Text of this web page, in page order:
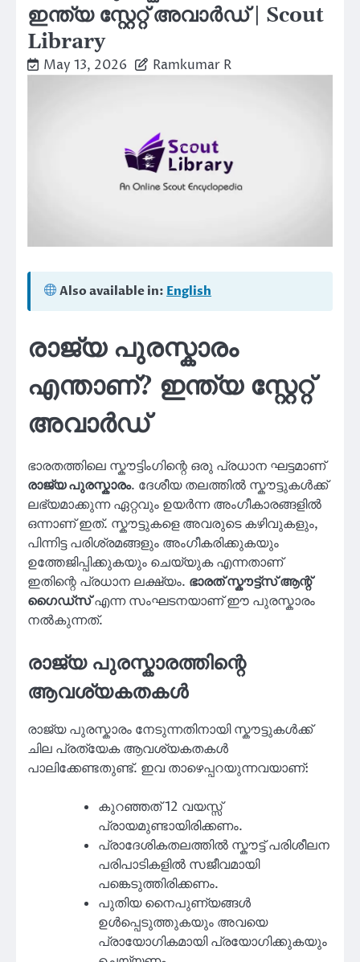
ഇന്ത്യ സ്റ്റേറ്റ് അവാർഡ് | Scout
Library
May 13, 2026 Ramkumar R
Also available in: English
രാജ്യ പുരസ്കാരം
എന്താണ്? ഇന്ത്യ സ്റ്റേറ്റ്
അവാർഡ്
ഭാരതത്തിലെ സ്കൗട്ടിംഗിന്റെ ഒരു പ്രധാന ഘട്ടമാണ്
രാജ്യ പുരസ്കാരം. ദേശീയ തലത്തിൽ സ്കൗട്ടുകൾക്ക്
ലഭ്യമാക്കുന്ന ഏറ്റവും ഉയർന്ന അംഗീകാരങ്ങളിൽ
ഒന്നാണ് ഇത്. സ്കൗട്ടുകളെ അവരുടെ കഴിവുകളും,
പിന്നിട്ട പരിശ്രമങ്ങളും അംഗീകരിക്കുകയും
ഉത്തേജിപ്പിക്കുകയും ചെയ്യുക എന്നതാണ്
ഇതിന്റെ പ്രധാന ലക്ഷ്യം. ഭാരത് സ്കൗട്ട്‌സ് ആന്റ്
ഗൈഡ്സ്എന്ന സംഘടനയാണ് ഈ പുരസ്കാരം
നൽകുന്നത്.
രാജ്യ പുരസ്കാരത്തിന്റെ
ആവശ്യകതകൾ
രാജ്യ പുരസ്കാരം നേടുന്നതിനായി സ്കൗട്ടുകൾക്ക്
ചില പ്രത്യേക ആവശ്യകതകൾ
പാലിക്കേണ്ടതുണ്ട്. ഇവ താഴെപ്പറയുന്നവയാണ്:
കുറഞ്ഞത് 12 വയസ്സ്
പ്രായമുണ്ടായിരിക്കണം.
പ്രാദേശികതലത്തിൽ സ്കൗട്ട് പരിശീലന
പരിപാടികളിൽ സജീവമായി
പങ്കെടുത്തിരിക്കണം.
പുതിയ നൈപുണ്യങ്ങൾ
ഉൾപ്പെടുത്തുകയും അവയെ
പ്രായോഗികമായി പ്രയോഗിക്കുകയും